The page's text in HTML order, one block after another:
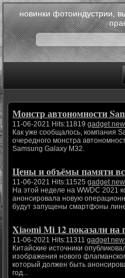
новинки фотоиндустрии,
Монстр автономности
11-06-2021 Hits:11819gadget
Как уже сообщалось, компания
очередного монстра
Samsung Galaxy M32.
Цены и объёмы памяти
11-06-2021 Hits:11525gadget
На этой неделе на WWDC 2021
анонсировала новую
Xiaomi Mi 12 показали
11-06-2021 Hits:11311gadget
Китайские источники
изображения нового
который должен быть
год...